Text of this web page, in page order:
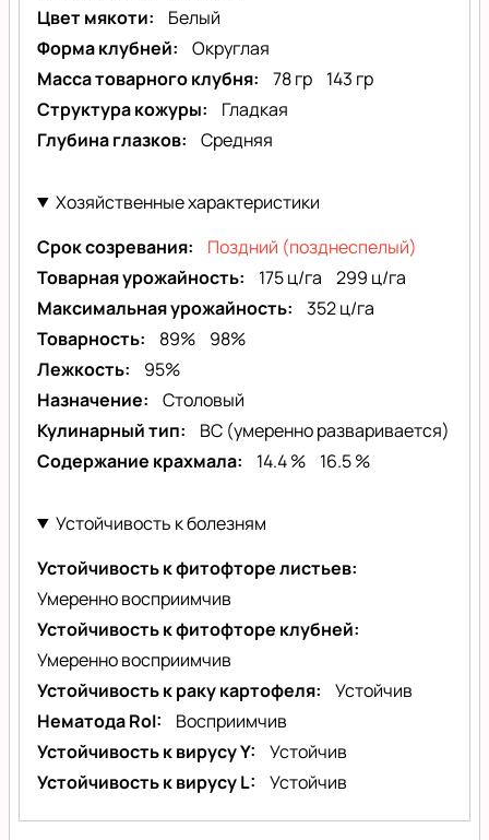
Цвет мякоти
Белый
Форма клубней
Округлая
Масса товарного клубня
78 гр
143 гр
Структура кожуры
Гладкая
Глубина глазков
Средняя
Хозяйственные характеристики
Срок созревания
Поздний (позднеспелый)
Товарная урожайность
175 ц/га
299 ц/га
Максимальная урожайность
352 ц/га
Товарность
89%
98%
Лежкость
95%
Назначение
Столовый
Кулинарный тип
BC (умеренно разваривается)
Содержание крахмала
14.4 % 16.5 %
Устойчивость к болезням
Устойчивость к фитофторе листьев
Умеренно восприимчив
Устойчивость к фитофторе клубней
Умеренно восприимчив
Устойчивость к раку картофеля
Устойчив
Нематода RoI
Восприимчив
Устойчивость к вирусу Y
Устойчив
Устойчивость к вирусу L
Устойчив